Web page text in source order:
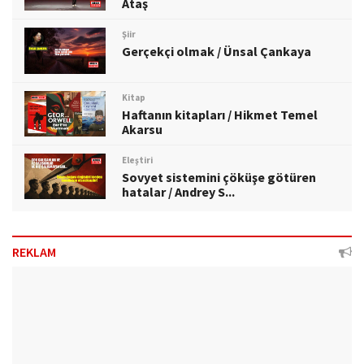
Şiir
Gerçekçi olmak / Ünsal Çankaya
Kitap
Haftanın kitapları / Hikmet Temel
Akarsu
Eleştiri
Sovyet sistemini çöküşe götüren
hatalar / Andrey S...
REKLAM